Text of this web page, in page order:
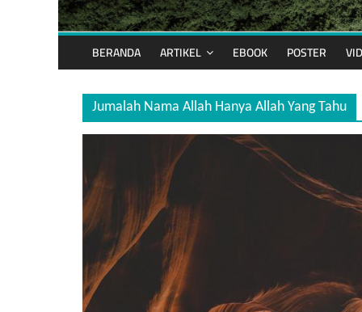
BERANDA ARTIKEL EBOOK POSTER
Jumalah Nama Allah Hanya Allah Yang Tahu